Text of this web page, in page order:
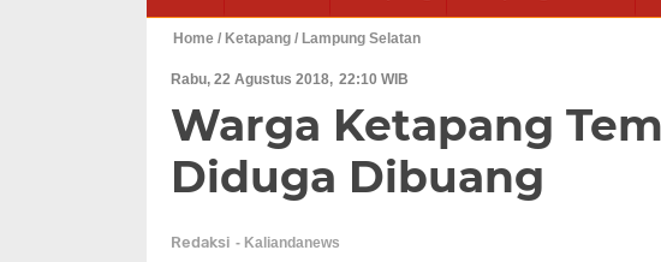
Home / Ketapang / Lampung Selatan
Rabu, 22 Agustus 2018 22:10 WIB
Warga Ketapang
Diduga Dibuang
Redaksi